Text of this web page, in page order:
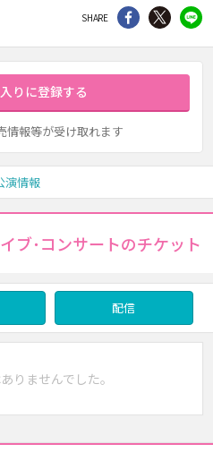
SHARE シェア Twitter
りに登録する
情報等が受け取れます
演情報
ブ･コンサートのチケット
配信
りませんでした。